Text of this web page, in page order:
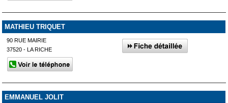
MATHIEU TRIQUET
90 RUE MAIRIE
37520 - LA RICHE
EMMANUEL JOLIT